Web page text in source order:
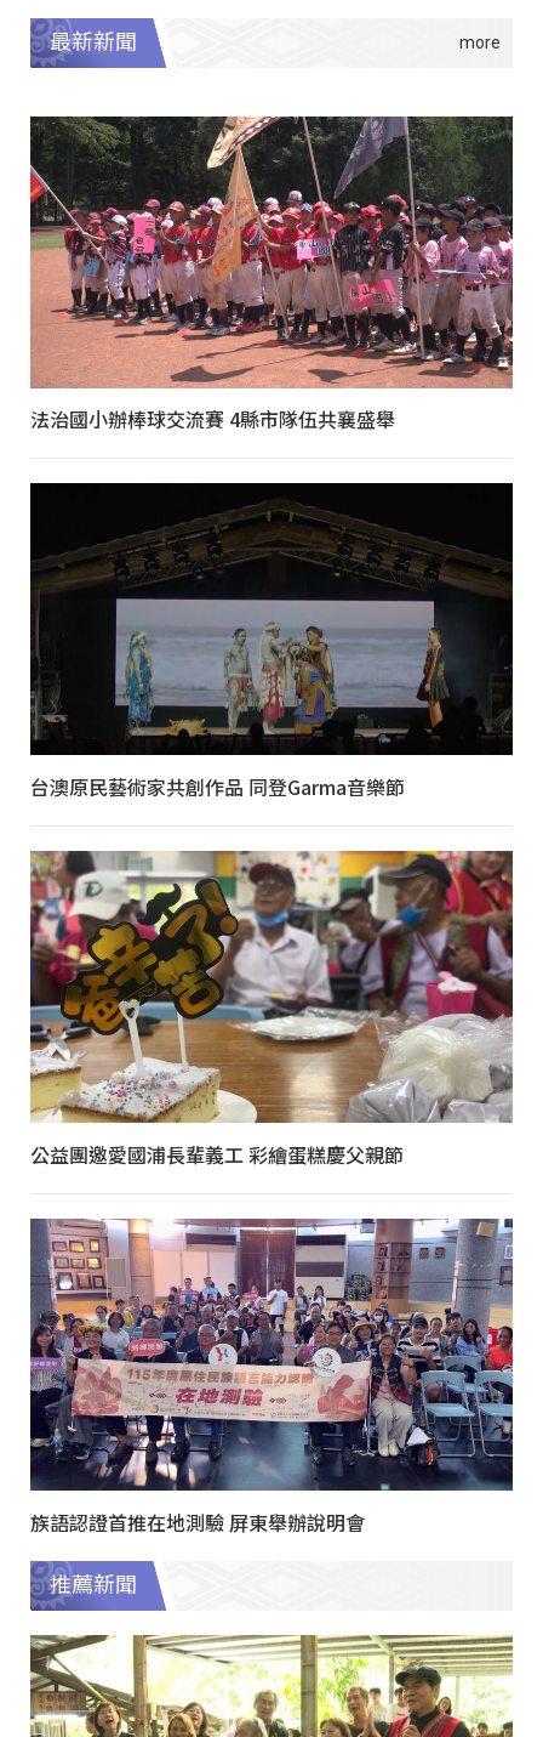
最新新聞
法治國小辦棒球交流賽 4縣市隊伍共襄盛舉
台澳原民藝術家共創作品 同登Garma音樂節
公益團邀愛國浦長輩義工 彩繪蛋糕慶父親節
族語認證首推在地測驗 屏東舉辦說明會
推薦新聞